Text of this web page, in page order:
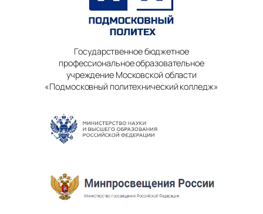
Государственное бюджетное
профессиональное образовательное
учреждение Московской области
«Подмосковный политехнический колледж»